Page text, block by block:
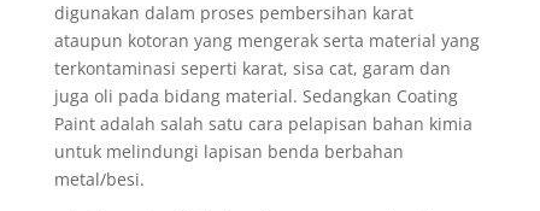
digunakan dalam proses pembersihan karat
ataupun kotoran yang mengerak serta material yang
terkontaminasi seperti karat, sisa cat, garam dan
juga oli pada bidang material. Sedangkan Coating
Paint adalah salah satu cara pelapisan bahan kimia
untuk melindungi lapisan benda berbahan
metal/besi.